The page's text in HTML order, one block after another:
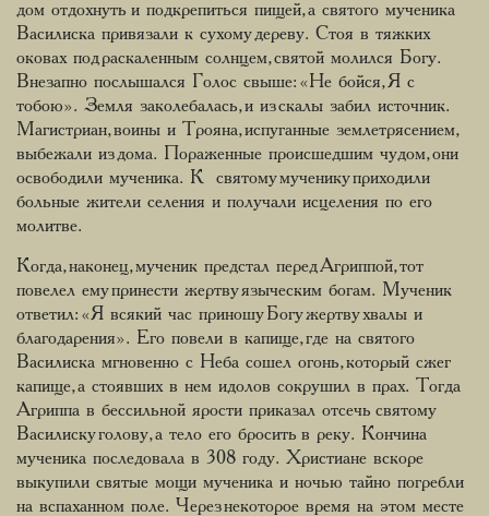
дом отдохнуть и подкрепиться пищей, а святого мученика
Василиска привязали к сухому дереву. Стоя в тяжких
оковах под раскаленным солнцем, святой молился Богу.
Внезапно послышался Голос свыше: «Не бойся, Я с
тобою». Земля заколебалась, и из скалы забил источник.
Магистриан, воины и Трояна, испуганные землетрясением,
выбежали из дома. Пораженные происшедшим чудом, они
освободили мученика. К святому мученику приходили
больные жители селения и получали исцеления по его
молитве.
Когда, наконец, мученик предстал перед Агриппой, тот
повелел ему принести жертву языческим богам. Мученик
ответил: «Я всякий час приношу Богу жертву хвалы и
благодарения». Его повели в капище, где на святого
Василиска мгновенно с Неба сошел огонь, который сжег
капище, а стоявших в нем идолов сокрушил в прах. Тогда
Агриппа в бессильной ярости приказал отсечь святому
Василиску голову, а тело его бросить в реку. Кончина
мученика последовала в 308 году. Христиане вскоре
выкупили святые мощи мученика и ночью тайно погребли
на вспаханном поле. Через некоторое время на этом месте